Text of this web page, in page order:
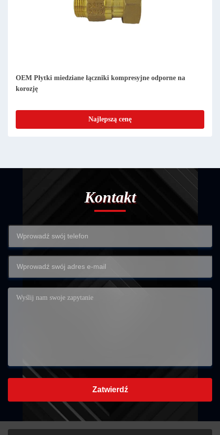
OEM Płytki miedziane łączniki kompresyjne odporne na
korozję
Najlepszą cenę
Kontakt
Zatwierdź